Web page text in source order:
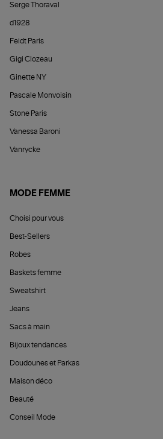
Serge Thoraval
d1928
Feidt Paris
Gigi Clozeau
Ginette NY
Pascale Monvoisin
Stone Paris
Vanessa Baroni
Vanrycke
MODE FEMME
Choisi pour vous
Best-Sellers
Robes
Baskets femme
Sweatshirt
Jeans
Sacs à main
Bijoux tendances
Doudounes et Parkas
Maison déco
Beauté
Conseil Mode